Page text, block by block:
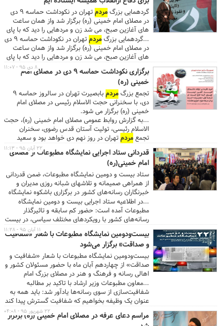
در جلسات آینده، بایدها و نبایدها، دغدغه‌ها و
چشم‌اندازهای این ‏صنعت متناسب با اقتضائات مصلی به
عنوان قلب فرهنگی پایتخت خواهد بود. ...
گردهمایی بزرگمردم
تهران در نکوداشت حماسه ۹ دی
در مصلای امام خمینی (ره) برگزار شد واز همان ساعت
های آغازین صبح، می شد زن و مردهایی را دید که با پای
پیاده در مسیرهای منتهی به شبستان امام خمینی(ره)
مصلا قدم بر می دارند.
...گردهمایی بزرگمردم
تهران در نکوداشت حماسه ۹ دی
در مصلای امام خمینی (ره) برگزار شد واز همان ساعت
های آغازین صبح، می شد زن و مردهایی را دید که با پای
پیاده در مسیرهای منتهی به شبستان امام خمینی(ره)
مصلا قدم بر می دارند. ...اما نوبت به شعار دادن که می
رسد معلوم می شود این
باشند صدایشان برای دفاع از انقلاب به یک میزان بلند
است. ...
برگزاری نکوداشت حماسه ۹ دی در مصلای امام
خمینی (ره)
تجمع بزرگمردم
بابصیرت تهران در سالروز حماسه ۹
دی، با سخنرانی حجت الاسلام رئیسی در مصلای امام
خمینی (ره) برگزار می شود.
...به گزارش روابط عمومی مصلای امام خمینی (ره)، حجت
الاسلام رئیسی، تولیت آستان قدس رضوی، سخنران
تجمعمردمتهران در روز نهم دی خواهد بود و سعید
حدادیان نیز مداحی این مراسم را به عهده خواهد داشت.
از آنجا که بزرگداشت حماسه نهم دی خنثی کننده توطئه
های دشمن و استحکام بخش پایه های نظام اسلامی
است، روحانیون، طلاب، ائمه جماعات، دانشجویان و
اقشار مختلفمردممومن و انقلابی تهران برای حضور در
این تجمع اعلام آمادگی کرده اند. گفتنی است مصلای امام
خمینی (ره) از ساعت ۸ صبح روز پنج شنبه۹دی۹۵، آماده
میزبانی ازمردمولایتمدار تهران است و مراسم از ساعت
۹صبح آغاز و در ساعت ۱۱صبح پایان خواهد یافت. ...
۸ دی ۹۵ - ۱۱:۰۷
قدردانی ستاد اجرایی نمایشگاه مطبوعات از مصلای
امام خمینی(ره)
ستاد بیست و دومین نمایشگاه مطبوعات، ضمن قدردانی
از همراهی صمیمانه و تلاشهای شبانه روزی مدیران و
خبرنگاران رسانه‌های کشور در برگزاری باشکوه نمایشگاه
مطبوعات از همکاری و همراهی مصلای امام خمینی(ره)
قدردانی کرد.
...در اطلاعیه ستاد اجرایی بیست و دومین نمایشگاه
مطبوعات آمده است: حضور کم سابقه و تاثیرگذار
رسانه‌های کشور با رویکردهای مختلف سیاسی، در بیست
و دومین نمایشگاه مطبوعات، فرصت مغتنمی برای دیدار
با اهالی رسانه،مردمو مسئولان کشور و زمینه‌ای برای
ارائه دیدگاه‌ها و نظرات و گفتگوی بی واسطه مسئولان و
مردمپدید آورد که با تلاش صادقانه خبرنگاران، عکاسان
و مدیران رسانه‌ها، برگ دیگری بر دفتر سترگ تاریخ
مطبوعات کشور افزود. ستاد اجرایی نمایشگاه مطبوعات،
ضمن سپاس ویژه از همراهی‌های مجموعه فرهنگی
مصلای امام خمینی(ره) و شورای اطلاع رسانی دولت برای
برگزاری نشست‌های خبری وزرا و معاونان محترم رییس
جمهور که با استقبال بسیار خوب رسانه‌ها ومردم
مواجه شد، از تلاش همه همکاران مطبوعاتی در
۲۲ آبان ۹۵ - ۱۱:۱۳
بیست‌ودومین نمایشگاه مطبوعات با شعار «شفافیت
و صداقت» برگزار می‌شود
بیست‌ودومین نمایشگاه مطبوعات با شعار «شفافیت و
صداقت» از چهاردهم آبان ماه با حضور مسئولان کشور و
اهالی رسانه و فرهنگ و هنر در مصلای بزرگ امام
خمینی(ره) گشایش خواهد یافت و تا ۲۱ آبان پذیرای
علاقه‌مندان و بازدیدکنندگان از این رویداد بزرگ رسانه‌ای
خواهد بود.
...معاون مطبوعات وزیر ارشاد با تاکید بر مطالبه
شفافیت‌سازی از سوی رسانه‌ها یادآور شد: باید همه به
عنوان یک وظیفه بخواهیم که شفافیت گسترش پیدا کند
چرا که راه مبارزه با فساد است و می‌تواند به توسعه
مردم‌سالاریکمک کند. همچنین شفافیت هزینه‌های
۱۱ آبان ۹۵ - ۱۱:۲۸
مراسم دعای عرفه در مصلای امام خمینی (ره) برگزار
۲۲ شهریور ۹۵ - ۰۴:۰۸